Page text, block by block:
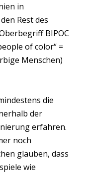
in
Rest des
BIPOC
of color“ =
Menschen)
die
der
erfahren.
noch
glauben, dass
wie